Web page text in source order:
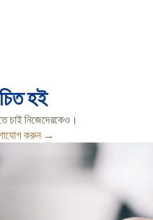
হই
চাই নিজেদেরকেও।
করুন →